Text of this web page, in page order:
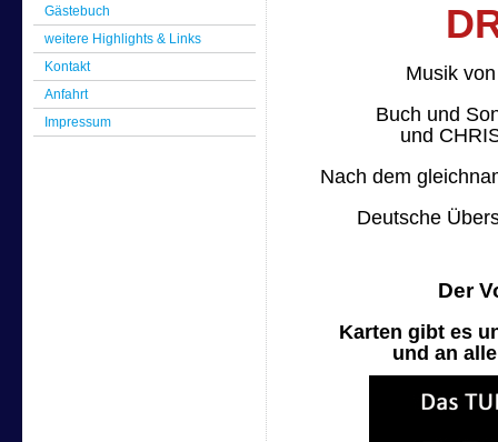
Gästebuch
weitere Highlights & Links
Kontakt
Anfahrt
Impressum
Musik
Buch und
und
Nach dem
Deutsche
Der
Karten gibt es
und an